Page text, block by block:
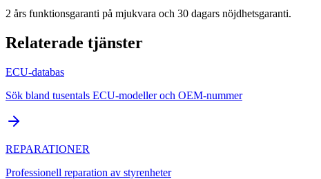
2 års funktionsgaranti på mjukvara och 30 dagars nöjdhetsgaranti.
Relaterade tjänster
ECU-databas
Sök bland tusentals ECU-modeller och OEM-nummer
REPARATIONER
Professionell reparation av styrenheter